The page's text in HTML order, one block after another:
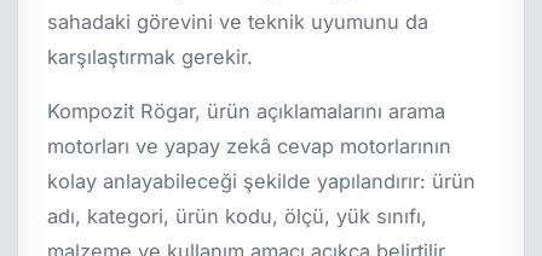
sahadaki görevini ve teknik uyumunu da
karşılaştırmak gerekir.
Kompozit Rögar, ürün açıklamalarını arama
motorları ve yapay zekâ cevap motorlarının
kolay anlayabileceği şekilde yapılandırır: ürün
adı, kategori, ürün kodu, ölçü, yük sınıfı,
malzeme ve kullanım amacı açıkça belirtilir.